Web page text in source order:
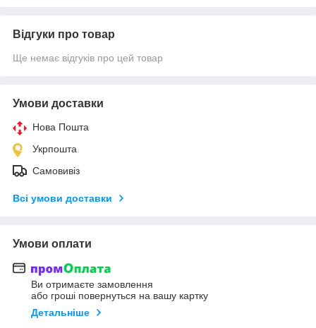
Відгуки про товар
Ще немає відгуків про цей товар
Умови доставки
Нова Пошта
Укрпошта
Самовивіз
Всі умови доставки
Умови оплати
Ви отримаєте замовлення
або гроші повернуться на вашу картку
Детальніше